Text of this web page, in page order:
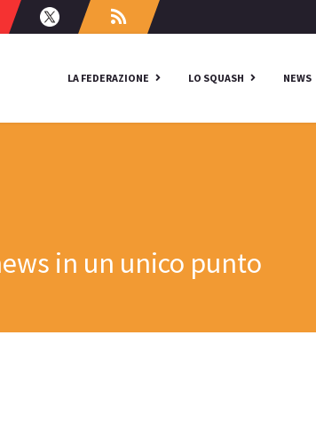
LA FEDERAZIONE LO SQUASH NEWS
in un unico punto